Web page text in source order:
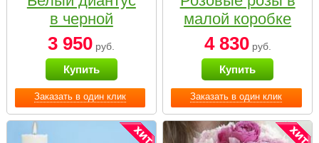
Заказать в один клик
в черной
коробке Small
3 950 руб.
Купить
Заказать в один клик
малой коробке
4 830руб.
Купить